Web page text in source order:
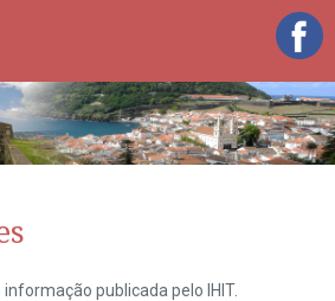
publicada pelo IHIT.